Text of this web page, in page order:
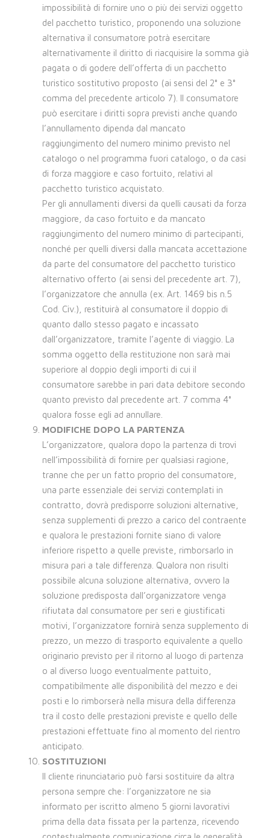
impossibilità di fornire uno o più dei servizi oggetto
del pacchetto turistico, proponendo una soluzione
alternativa il consumatore potrà esercitare
alternativamente il diritto di riacquisire la somma già
pagata o di godere dell’offerta di un pacchetto
turistico sostitutivo proposto (ai sensi del 2° e 3°
comma del precedente articolo 7). Il consumatore
può esercitare i diritti sopra previsti anche quando
l’annullamento dipenda dal mancato
raggiungimento del numero minimo previsto nel
catalogo o nel programma fuori catalogo, o da casi
di forza maggiore e caso fortuito, relativi al
pacchetto turistico acquistato.
Per gli annullamenti diversi da quelli causati da forza
maggiore, da caso fortuito e da mancato
raggiungimento del numero minimo di partecipanti,
nonché per quelli diversi dalla mancata accettazione
da parte del consumatore del pacchetto turistico
alternativo offerto (ai sensi del precedente art. 7),
l’organizzatore che annulla (ex. Art. 1469 bis n.5
Cod. Civ.), restituirà al consumatore il doppio di
quanto dallo stesso pagato e incassato
dall’organizzatore, tramite l’agente di viaggio. La
somma oggetto della restituzione non sarà mai
superiore al doppio degli importi di cui il
consumatore sarebbe in pari data debitore secondo
quanto previsto dal precedente art. 7 comma 4°
qualora fosse egli ad annullare.
MODIFICHE DOPO LA PARTENZA
L’organizzatore, qualora dopo la partenza di trovi
nell’impossibilità di fornire per qualsiasi ragione,
tranne che per un fatto proprio del consumatore,
una parte essenziale dei servizi contemplati in
contratto, dovrà predisporre soluzioni alternative,
senza supplementi di prezzo a carico del contraente
e qualora le prestazioni fornite siano di valore
inferiore rispetto a quelle previste, rimborsarlo in
misura pari a tale differenza. Qualora non risulti
possibile alcuna soluzione alternativa, ovvero la
soluzione predisposta dall’organizzatore venga
rifiutata dal consumatore per seri e giustificati
motivi, l’organizzatore fornirà senza supplemento di
prezzo, un mezzo di trasporto equivalente a quello
originario previsto per il ritorno al luogo di partenza
o al diverso luogo eventualmente pattuito,
compatibilmente alle disponibilità del mezzo e dei
posti e lo rimborserà nella misura della differenza
tra il costo delle prestazioni previste e quello delle
prestazioni effettuate fino al momento del rientro
anticipato.
SOSTITUZIONI
Il cliente rinunciatario può farsi sostituire da altra
persona sempre che: l’organizzatore ne sia
informato per iscritto almeno 5 giorni lavorativi
prima della data fissata per la partenza, ricevendo